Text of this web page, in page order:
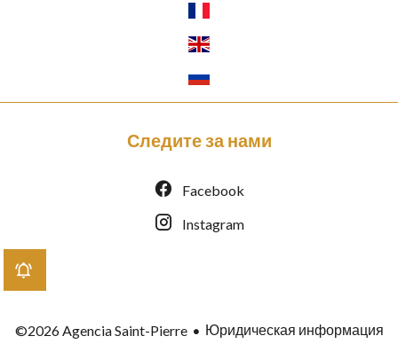
Следите за нами
Facebook
Instagram
©2026 Agencia Saint-Pierre Юридическая информация